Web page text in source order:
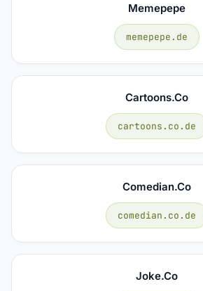
Memepepe
memepepe.de
Cartoons.co
cartoons.co.de
Comedian.co
comedian.co.de
Joke.co